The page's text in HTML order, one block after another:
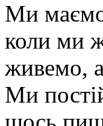
Ми
коли ми
живемо,
Ми